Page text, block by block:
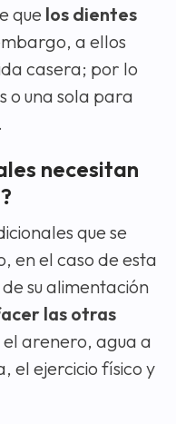
que los dientes
a ellos
casera; por lo
o una sola para
necesitan
que se
en el caso de esta
su alimentación
las otras
arenero, agua a
el ejercicio físico y